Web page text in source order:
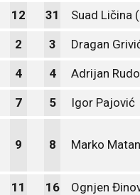
12 31 Suad Ličina
2 3 Dragan
4 4 Adrijan
7 5 Igor Pajović
9 8 Marko
11 16 Ognjen